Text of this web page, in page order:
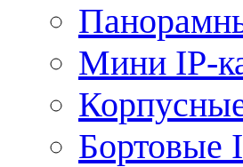
Мини IP-
Бортовые